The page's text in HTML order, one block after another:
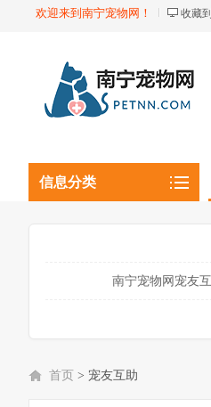
欢迎来到南宁宠物网！ 收藏
信息分类
南宁宠物网宠友
首页 > 宠友互助